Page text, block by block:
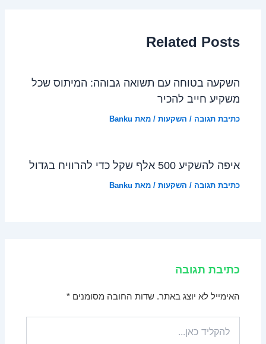
Related Posts
השקעה בטוחה עם תשואה גבוהה: המיתוס שכל
משקיע חייב להכיר
כתיבת תגובה / השקעות / מאת Banku
איפה להשקיע 500 אלף שקל כדי להרוויח בגדול
כתיבת תגובה / השקעות / מאת Banku
כתיבת תגובה
האימייל לא יוצג באתר. שדות החובה מסומנים*
כאן...